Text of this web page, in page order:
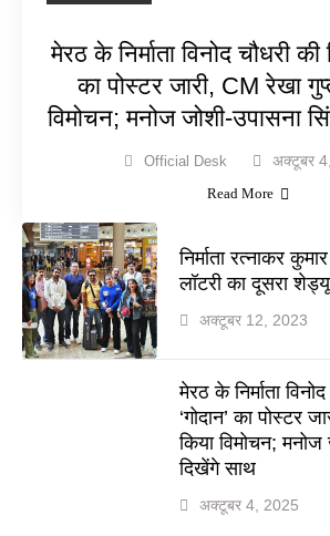
मेरठ के निर्माता विनोद चौधरी की
का पोस्टर जारी, CM रेखा
विमोचन; मनोज जोशी-उपासना
Official Desk अक्टूबर
Read More
निर्माता रत्नाकर
लॉटरी का दूसरा
अक्टूबर 12, 2023
मेरठ के निर्माता
‘गोदान’ का पोस्टर
किया विमोचन;
दिखेंगे साथ
अक्टूबर 4, 2025